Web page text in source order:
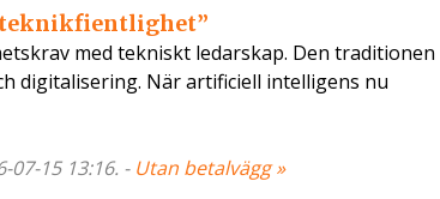
teknikfientlighet”
med tekniskt ledarskap. Den traditionen
digitalisering. När artificiell intelligens nu
15 13:16. - Utan betalvägg »